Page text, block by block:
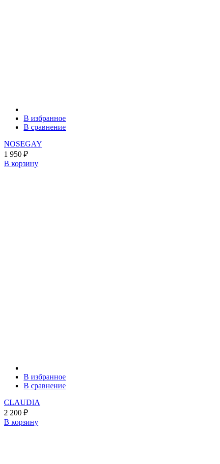
В избранное
В сравнение
NOSEGAY
1 950 ₽
В корзину
В избранное
В сравнение
CLAUDIA
2 200 ₽
В корзину